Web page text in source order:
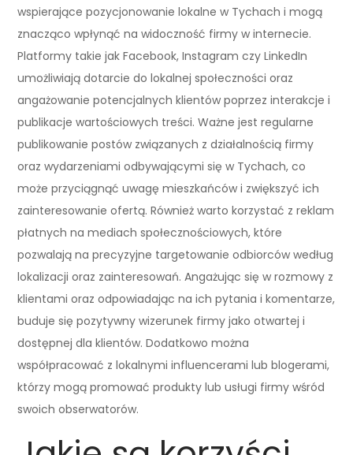
wspierające pozycjonowanie lokalne w Tychach i mogą
znacząco wpłynąć na widoczność firmy w internecie.
Platformy takie jak Facebook, Instagram czy LinkedIn
umożliwiają dotarcie do lokalnej społeczności oraz
angażowanie potencjalnych klientów poprzez interakcje i
publikacje wartościowych treści. Ważne jest regularne
publikowanie postów związanych z działalnością firmy
oraz wydarzeniami odbywającymi się w Tychach, co
może przyciągnąć uwagę mieszkańców i zwiększyć ich
zainteresowanie ofertą. Również warto korzystać z reklam
płatnych na mediach społecznościowych, które
pozwalają na precyzyjne targetowanie odbiorców według
lokalizacji oraz zainteresowań. Angażując się w rozmowy z
klientami oraz odpowiadając na ich pytania i komentarze,
buduje się pozytywny wizerunek firmy jako otwartej i
dostępnej dla klientów. Dodatkowo można
współpracować z lokalnymi influencerami lub blogerami,
którzy mogą promować produkty lub usługi firmy wśród
swoich obserwatorów.